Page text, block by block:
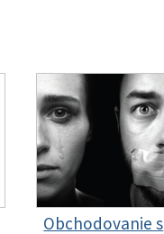
Obchodovanie s